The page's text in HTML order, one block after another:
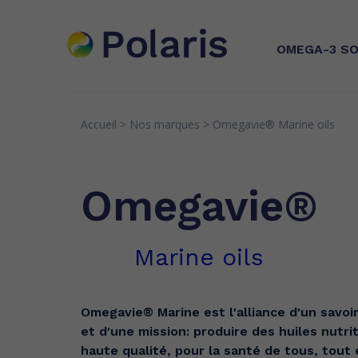
OMEGA-3
INNOVATION
Recherche & partenariats
Accueil > Nos marques > Omegavie® Marine oils
Omegavie®
Marine oils
Omegavie® Marine est l'alliance d'un
et d'une mission: produire des huiles
haute qualité, pour la santé de tous, tout